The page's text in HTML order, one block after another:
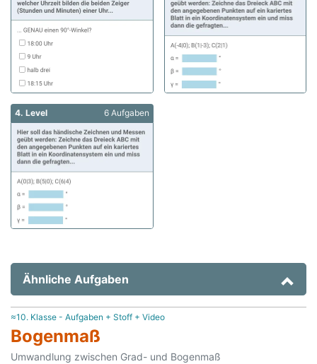
4. Level 6 Aufgaben
Ähnliche Aufgaben
≈10. Klasse - Aufgaben + Stoff + Video
Bogenmaß
Umwandlung zwischen Grad- und Bogenmaß